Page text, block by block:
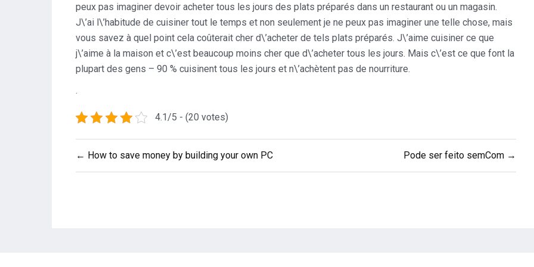
peux pas imaginer devoir acheter tous les jours des plats préparés dans un restaurant ou un magasin.
J\’ai l\’habitude de cuisiner tout le temps et non seulement je ne peux pas imaginer une telle chose, mais
vous savez à quel point cela coûterait cher d\’acheter de tels plats préparés. J\’aime cuisiner ce que
j\’aime à la maison et c\’est beaucoup moins cher que d\’acheter tous les jours. Mais c\’est ce que font la
plupart des gens – 90 % cuisinent tous les jours et n\’achètent pas de nourriture.
.
4.1/5 - (20 votes)
Post
navigation
← How to save money by building your own PC Pode ser feito semCom →